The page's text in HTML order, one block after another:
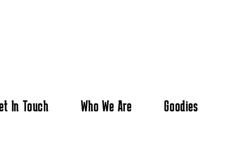
In Touch Who We Are Goodies